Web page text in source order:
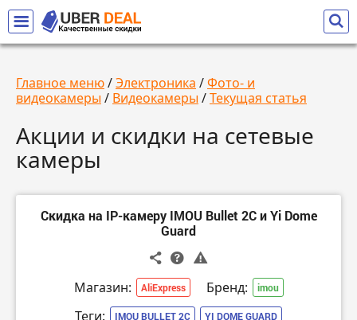
Главное меню/Электроника /Фото- и
видеокамеры / Видеокамеры /Текущая статья
Акции и скидки на сетевые
камеры
Скидка на IP-камеру IMOU Bullet 2C и Yi Dome
Guard
Магазин: AliExpress Бренд: imou
Теги: IMOU BULLET 2C YI DOME GUARD